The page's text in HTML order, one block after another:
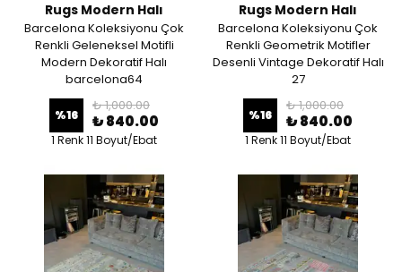
Rugs Modern Halı
Barcelona Koleksiyonu Çok
Renkli Geleneksel Motifli
Modern Dekoratif Halı
barcelona64
%16
₺ 1,000.00
₺ 840.00
1 Renk 11 Boyut/Ebat
Rugs Modern Halı
Barcelona Koleksiyonu Çok
Renkli Geometrik Motifler
Desenli Vintage Dekoratif Halı
27
%16
₺ 1,000.00
₺ 840.00
1 Renk 11 Boyut/Ebat